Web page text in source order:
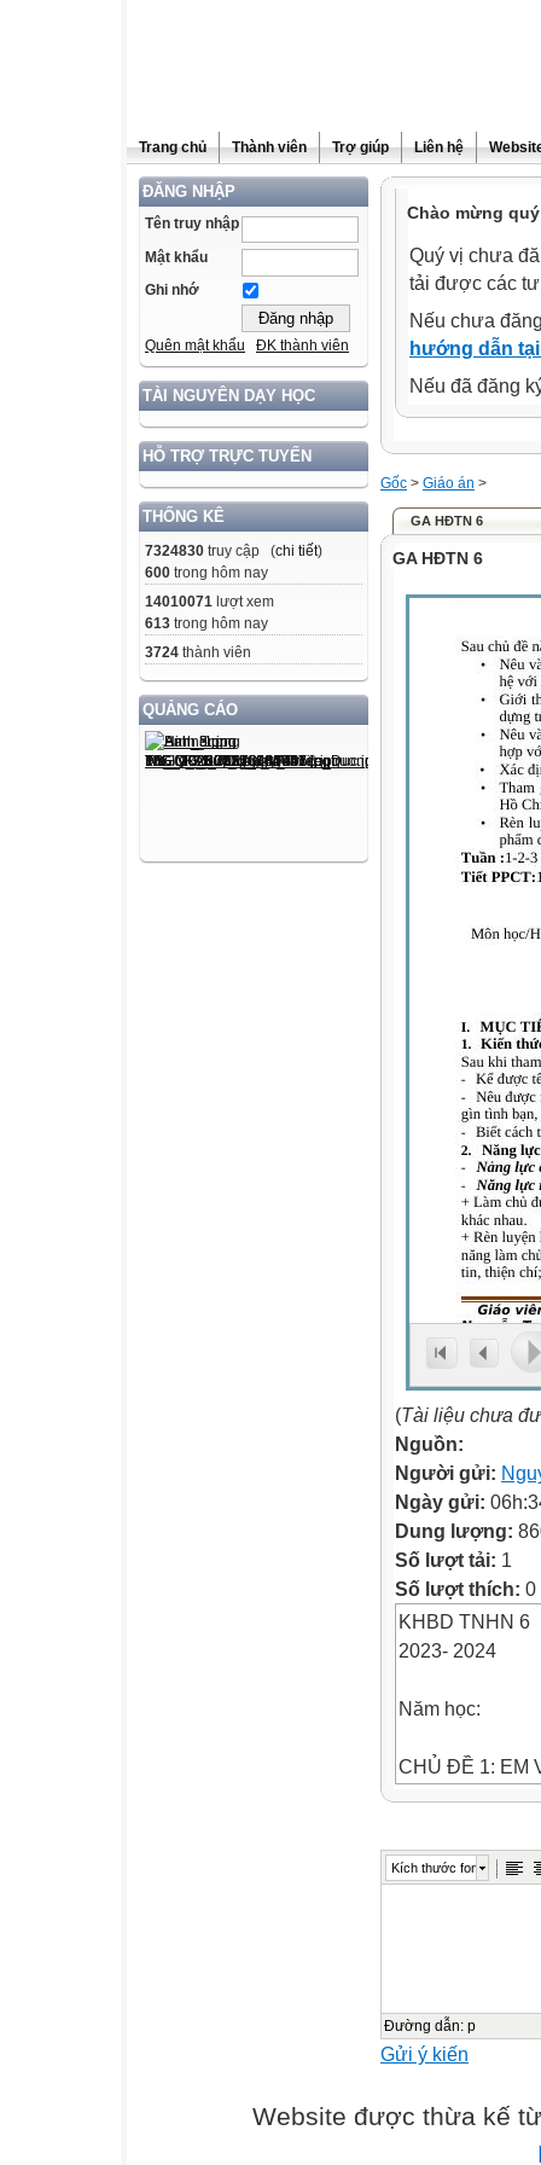
Trang chủ Thành viên Trợ giúp Liên hệ
ĐĂNG NHẬP
Tên truy nhập
Mật khẩu
Ghi nhớ
Quên mật khẩu ĐK thành viên
TÀI NGUYÊN DẠY HỌC
HỖ TRỢ TRỰC TUYẾN
THỐNG KÊ
7324830 truy cập (chi tiết)
600 trong hôm nay
14010071 lượt xem
613 trong hôm nay
3724 thành viên
QUẢNG CÁO
Chào mừng
Quý vị chưa
tải được các
Nếu chưa
hướng dẫn
Nếu đã đăng
Gốc > Giáo án >
GA HĐTN 6
GA HĐTN 6
(Tài liệu chưa
Nguồn:
Người gửi:
Ngày gửi:
Dung lượng:
Số lượt tải: 1
Số lượt thích: 0
KHBD TNHN 6
2023- 2024
Năm học:
CHỦ ĐỀ 1: EM
• Nêu và thực
quan
• Nêu và thực
phù
• Xác định và
Kích thước font
Đường dẫn: p
Gửi ý kiến
Website được thừa kế